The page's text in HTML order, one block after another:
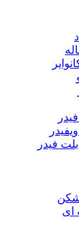
بلت فیدر
شکن
ای